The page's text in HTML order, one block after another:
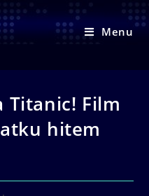
Menu
Titanic! Film
hitem